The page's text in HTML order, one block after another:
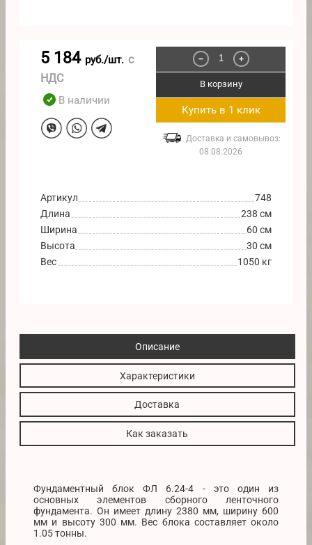
5 184 руб./шт. с
НДС
В наличии
− +
В корзину
Купить в 1 клик
Доставка и самовывоз:
08.08.2026
Артикул
748
Длина
238 см
Ширина
60 см
Высота
30 см
Вес
1050 кг
Описание
Характеристики
Доставка
Как заказать
Фундаментный блок ФЛ 6.24-4 - это один из
основных элементов сборного ленточного
фундамента. Он имеет длину 2380 мм, ширину 600
мм и высоту 300 мм. Вес блока составляет около
1.05 тонны.